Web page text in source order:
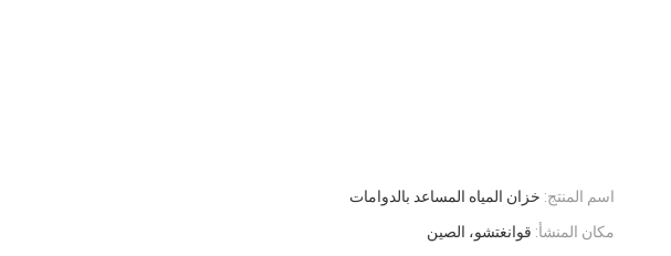
اسم المنتج: خزان المياه المساعد بالدوامات
مكان المنشأ: قوانغتشو، الصين